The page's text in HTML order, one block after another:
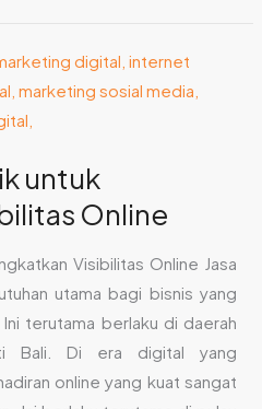
untuk
Online
Visibilitas Online Jasa
utama bagi bisnis yang
terutama berlaku di daerah
Bali. Di era digital yang
online yang kuat sangat